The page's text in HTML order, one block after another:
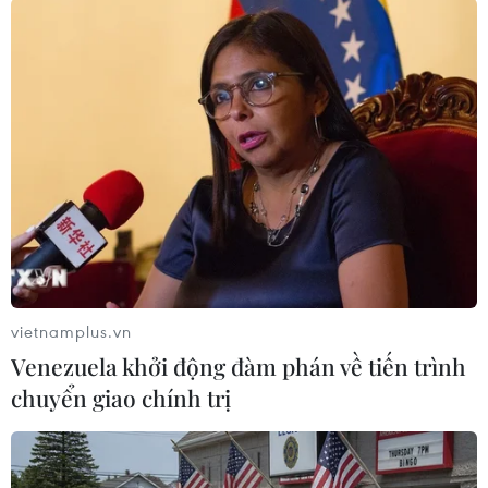
nghiên cứu phát triển VN Pharma), Phạm Anh
Kiệt (nguyên Tổng Giám đốc Sapharco), Phạm
Văn Thông (dược sỹ) bỏ lọt tội khi biết toàn bộ
quá trình và tham gia có mục đích...
Viện Kiểm sát đề nghị làm rõ hành vi thiếu
trách nhiệm của Cục Quản lý dược (Bộ Y tế) khi
để Hùng và đồng phạm nhập lô thuốc chữa
bệnh ung thư giả về Việt Nam. Theo đại diện
Viện Kiểm sát, quá trình cấp phép có nhiều
thiếu sót, sai phạm cần xem xét trong vụ án
nhưng Cục Quản lý dược lại tham gia giám định
tư pháp chính lô hàng mà mình cấp phép là
chưa đảm bảo tính khách quan. Kết luận giám
định chất lượng lô thuốc có nhiều mâu thuẫn,
không phù hợp với quy định của pháp luật.
vietnamplus.vn
Venezuela khởi động đàm phán về tiến trình
chuyển giao chính trị